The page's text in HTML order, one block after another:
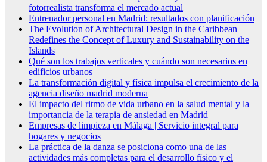
fotorrealista transforma el mercado actual
Entrenador personal en Madrid: resultados con planificación
The Evolution of Architectural Design in the Caribbean
Redefines the Concept of Luxury and Sustainability on the
Islands
Qué son los trabajos verticales y cuándo son necesarios en
edificios urbanos
La transformación digital y física impulsa el crecimiento de la
agencia diseño madrid moderna
El impacto del ritmo de vida urbano en la salud mental y la
importancia de la terapia de ansiedad en Madrid
Empresas de limpieza en Málaga | Servicio integral para
hogares y negocios
La práctica de la danza se posiciona como una de las
actividades más completas para el desarrollo físico y el